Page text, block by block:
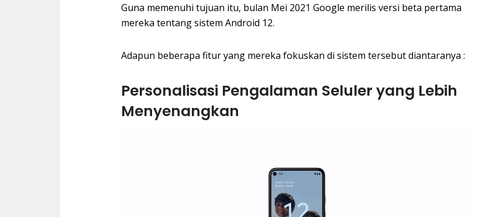
Guna memenuhi tujuan itu, bulan Mei 2021 Google merilis versi beta pertama
mereka tentang sistem Android 12.
Adapun beberapa fitur yang mereka fokuskan di sistem tersebut diantaranya :
Personalisasi Pengalaman Seluler yang Lebih
Menyenangkan